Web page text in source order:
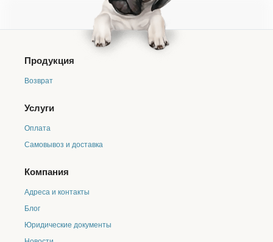
Продукция
Возврат
Услуги
Оплата
Самовывоз и доставка
Компания
Адреса и контакты
Блог
Юридические документы